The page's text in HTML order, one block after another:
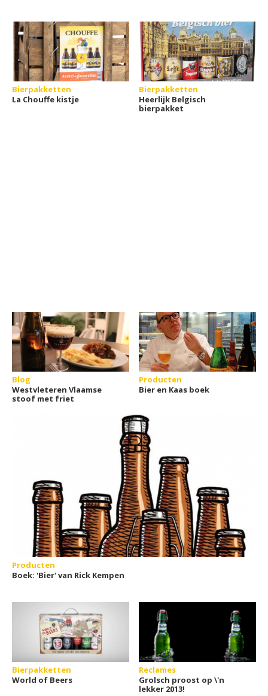
Bierpakketten
La Chouffe kistje
Bierpakketten
Heerlijk Belgisch
bierpakket
Blog
Westvleteren Vlaamse
stoof met friet
Producten
Bier en Kaas boek
Producten
Boek: 'Bier' van Rick Kempen
Bierpakketten
World of Beers
Reclames
Grolsch proost op \'n
lekker 2013!